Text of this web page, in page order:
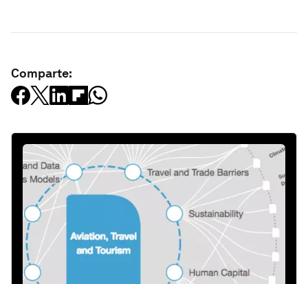
Comparte: